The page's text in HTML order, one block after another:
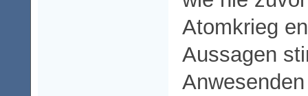
Atomkrieg
Aussagen